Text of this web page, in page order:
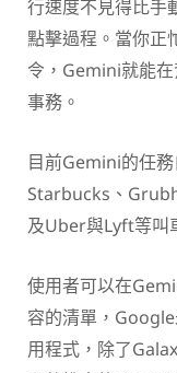
行速度不見得比手
點擊過程。當你正
令，Gemini就能
事務。
目前Gemini的任
Starbucks、
及Uber與Lyft等叫
使用者可以在
容的清單，
用程式，除了